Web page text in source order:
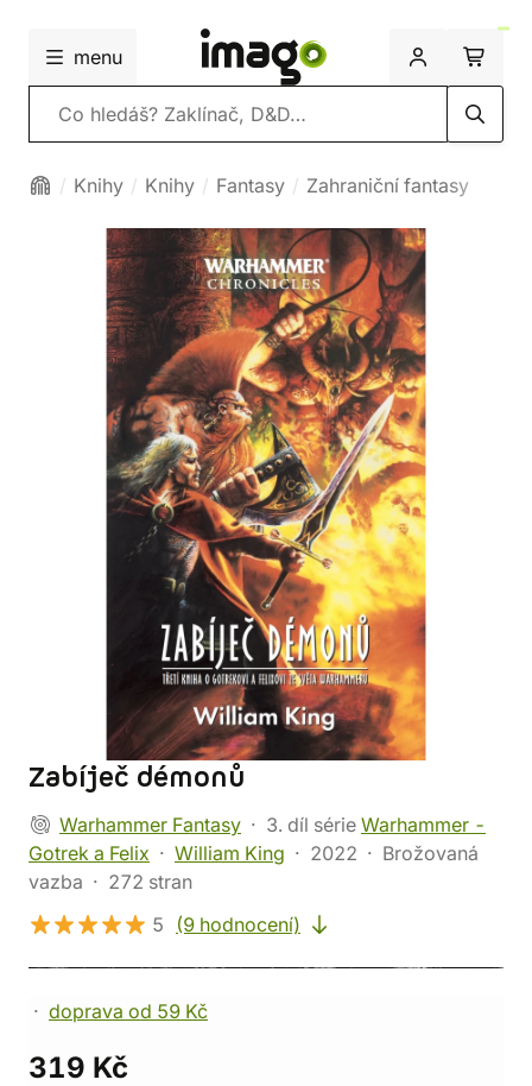
menu
Vyhledávání
Knihy Knihy Fantasy Zahraniční fantasy
Zabíječ démonů
Warhammer Fantasy 3. díl série Warhammer -
Gotrek a Felix
William King 2022
Brožovaná
vazba
272 stran
5
(9 hodnocení)
doprava od 59 Kč
319 Kč